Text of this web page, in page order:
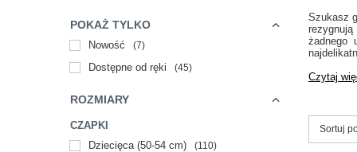
POKAŻ TYLKO
Nowość 7
Dostępne od ręki 45
ROZMIARY
CZAPKI
Dziecięca (50-54 cm)
110
Szukasz
żadnego
Czytaj
Zmień
Sortuj